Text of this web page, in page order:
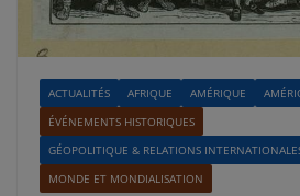
ACTUALITÉS AFRIQUE AMÉRIQUE
ÉVÉNEMENTS HISTORIQUES
GÉOPOLITIQUE & RELATIONS
MONDE ET MONDIALISATION